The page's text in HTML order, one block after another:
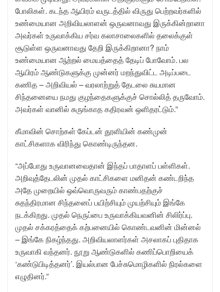
போலிகள். கடந்த ஆயிரம் வருடத்தில் விருது பெற்றவர்களில்
உண்மையான அறிவியலாளன் ஒருவனாவது இருக்கின்றானா
அவர்கள் உருவாக்கிய சர்வ கலாசாலைகளில் தலைக்குள்
சூடுள்ள ஒருவனாவது தேறி இருக்கிறானா? நாம்
உண்மையான ஆற்றல் மையத்தைத் தேடிப் போவோம். பல
ஆயிரம் ஆண்டுகளுக்கு முன்னர் மறந்துவிட்ட அடிப்படை
கணித – அறிவியல் – வரலாற்றுத் தேடலை சுயமான
சிந்தனையை நமது குழந்தைகளுக்குச் சொல்லித் தருவோம்.
அவர்கள் வானில் சுருங்காத கதிரவன் ஒளிதரட்டும்.”
கீமாவின் சொற்கள் கேப்டன் தூளியின் கண்முன்
காட்சிகளாக விரிந்து கொண்டிருந்தன.
“அப்போது உருவானவைதான் இந்தப் பாதாளப் பள்ளிகள்.
அறிவுத்தேடலின் முதல் காட்சிகளை மனிதன் கண்டறிந்த
அதே முறையில் ஒவ்வொருவரும் காண்பதற்குச்
சுதந்திரமான சிந்தனைப் பயிற்சியும் முயற்சியும் இங்கே
நடக்கிறது. முதல் நெருப்பை உருவாக்கியவனின் சிலிர்ப்பு.
முதல் சக்கரத்தைக் கற்பனையில் கொண்டவனின் மின்னல்
– இங்கே நிகழ்ந்தது. அறிவியலாளர்கள் அசலாகப் புதிதாக
உருவாகி வந்தனர். நூறு ஆண்டுகளில் கணிப்பொறியைக்
‘கண்டுபிடித்தனர்’. இயல்பான பேச்சுமொழிகளில் நிரல்களை
எழுதினர்.”